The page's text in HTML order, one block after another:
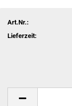
Art.Nr.:
Lieferzeit: